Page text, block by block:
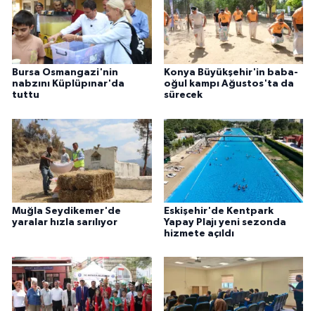
Bursa Osmangazi'nin
nabzını Küplüpınar'da
tuttu
Konya Büyükşehir'in baba-
oğul kampı Ağustos'ta da
sürecek
Muğla Seydikemer'de
yaralar hızla sarılıyor
Eskişehir'de Kentpark
Yapay Plajı yeni sezonda
hizmete açıldı